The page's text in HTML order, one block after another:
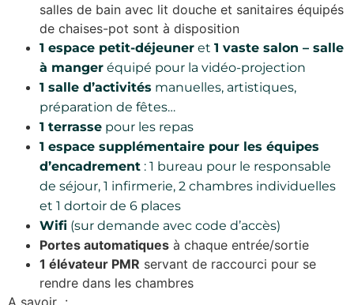
salles de bain avec lit douche et sanitaires équipés
de chaises-pot sont à disposition
1 espace petit-déjeuner et 1 vaste salon – salle
à manger équipé pour la vidéo-projection
1 salle d’activités manuelles, artistiques,
préparation de fêtes…
1 terrasse pour les repas
1 espace supplémentaire pour les équipes
d’encadrement : 1 bureau pour le responsable
de séjour, 1 infirmerie, 2 chambres individuelles
et 1 dortoir de 6 places
Wifi (sur demande avec code d’accès)
Portes automatiques à chaque entrée/sortie
1 élévateur PMR servant de raccourci pour se
rendre dans les chambres